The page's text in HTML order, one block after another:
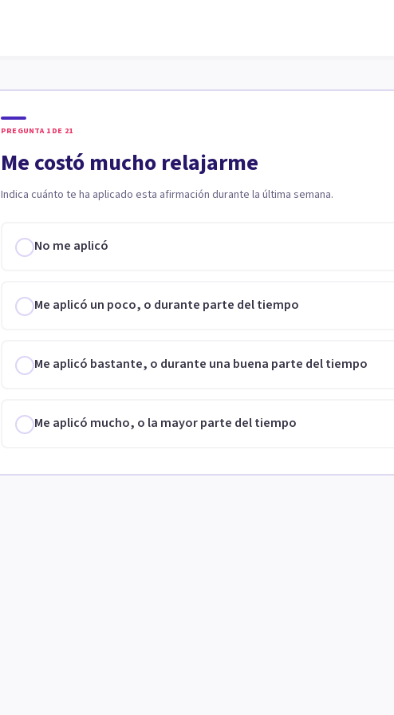
PREGUNTA 1 DE 21
Me costó mucho relajarme
Indica cuánto te ha aplicado esta afirmación durante la última semana.
No me aplicó
Me aplicó un poco, o durante parte del tiempo
Me aplicó bastante, o durante una buena parte del tiempo
Me aplicó mucho, o la mayor parte del tiempo